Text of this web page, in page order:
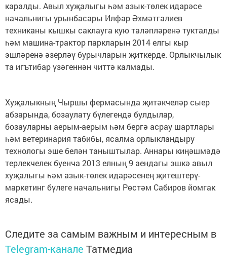
каралды. Авыл хуҗалыгы һәм азык-төлек идарәсе
начальнигы урынбасары Илфар Әхмәтгалиев
техниканы кышкы саклауга кую таләпләренә тукталды
һәм машина-трактор паркларын 2014 елгы кыр
эшләренә әзерләү бурычларын җиткерде. Орлыкчылык
та игътибар үзәгеннән читтә калмады.
Хуҗалыкның Чыршы фермасында җитәкчеләр сыер
абзарында, бозаулату бүлегендә булдылар,
бозауларны аерым-аерым һәм бергә асрау шартлары
һәм ветеринария табибы, ясалма орлыкландыру
технологы эше белән таныштылар. Аннары киңәшмәдә
терлекчелек буенча 2013 елның 9 аендагы эшкә авыл
хуҗалыгы һәм азык-төлек идарәсенең җитештерү-
маркетинг бүлеге начальнигы Рөстәм Сабиров йомгак
ясады.
Следите за самым важным и интересным в
Telegram-канале Татмедиа